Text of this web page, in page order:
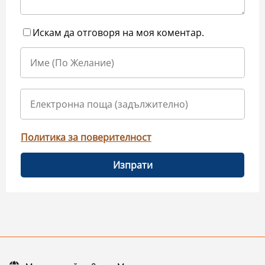
Искам да отговоря на моя коментар.
Политика за поверителност
Изпрати